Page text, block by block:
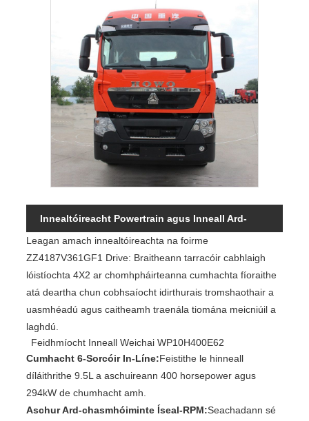
Innealtóireacht Powertrain agus Inneall Ard-
Éifeachtúlachta
Leagan amach innealtóireachta na foirme
ZZ4187V361GF1 Drive: Braitheann tarracóir cabhlaigh
lóistíochta 4X2 ar chomhpháirteanna cumhachta fíoraithe
atá deartha chun cobhsaíocht idirthurais tromshaothair a
uasmhéadú agus caitheamh traenála tiomána meicniúil a
laghdú.
Feidhmíocht Inneall Weichai WP10H400E62
Cumhacht 6-Sorcóir In-Líne:Feistithe le hinneall
díláithrithe 9.5L a aschuireann 400 horsepower agus
294kW de chumhacht amh.
Aschur Ard-chasmhóiminte Íseal-RPM:Seachadann sé